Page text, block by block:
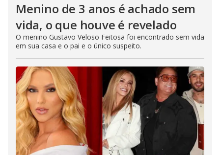
Menino de 3 anos é achado sem
vida, o que houve é revelado
O menino Gustavo Veloso Feitosa foi encontrado sem vida
em sua casa e o pai e o único suspeito.